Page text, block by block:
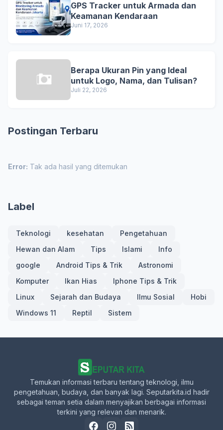
GPS Tracker untuk Armada dan
Keamanan Kendaraan
Juni 17, 2026
Berapa Ukuran Pin yang Ideal
untuk Logo, Nama, dan Tulisan?
Juli 22, 2026
Postingan Terbaru
Error: Tak ada hasil yang ditemukan
Label
Teknologi kesehatan
Pengetahuan
Hewan dan Alam
Tips Islami
Info
google
Android Tips & Trik
Astronomi
Komputer
Ikan Hias
Iphone Tips & Trik
Linux
Sejarah dan Budaya Ilmu Sosial
Hobi
Windows 11
Reptil Sistem
Temukan informasi terbaru tentang teknologi, ilmu
pengetahuan, budaya, dan banyak lagi. Seputarkita.id hadir
sebagai teman setia dalam menyajikan berbagai informasi
terkini yang relevan dan menarik.